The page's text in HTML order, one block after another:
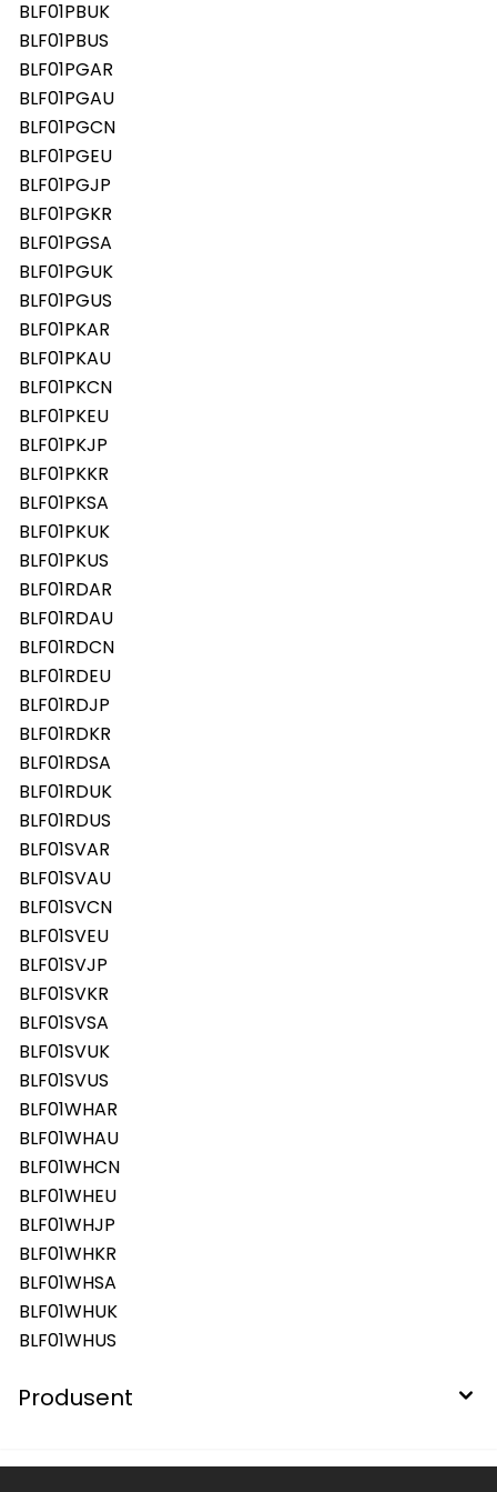
BLF01PBUK
BLF01PBUS
BLF01PGAR
BLF01PGAU
BLF01PGCN
BLF01PGEU
BLF01PGJP
BLF01PGKR
BLF01PGSA
BLF01PGUK
BLF01PGUS
BLF01PKAR
BLF01PKAU
BLF01PKCN
BLF01PKEU
BLF01PKJP
BLF01PKKR
BLF01PKSA
BLF01PKUK
BLF01PKUS
BLF01RDAR
BLF01RDAU
BLF01RDCN
BLF01RDEU
BLF01RDJP
BLF01RDKR
BLF01RDSA
BLF01RDUK
BLF01RDUS
BLF01SVAR
BLF01SVAU
BLF01SVCN
BLF01SVEU
BLF01SVJP
BLF01SVKR
BLF01SVSA
BLF01SVUK
BLF01SVUS
BLF01WHAR
BLF01WHAU
BLF01WHCN
BLF01WHEU
BLF01WHJP
BLF01WHKR
BLF01WHSA
BLF01WHUK
BLF01WHUS
Produsent